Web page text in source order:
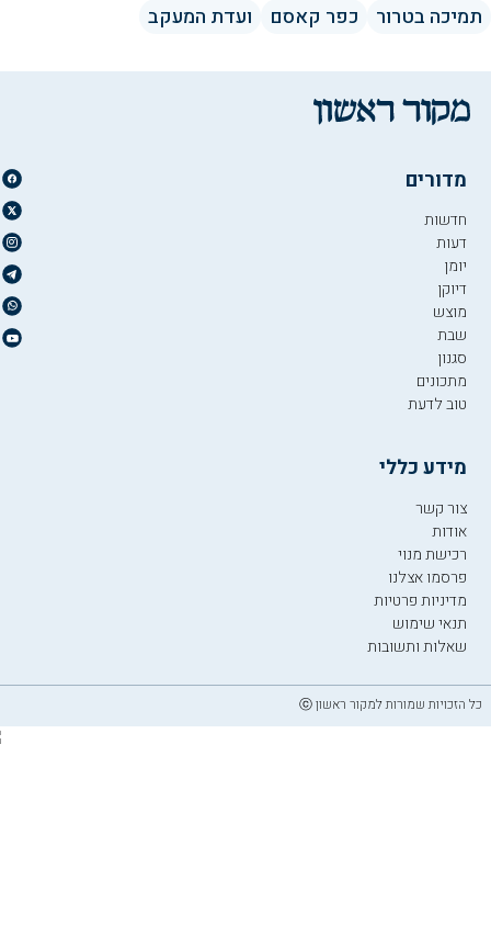
תמיכה בטרור כפר קאסם ועדת המעקב
מדורים
חדשות
דעות
יומן
דיוקן
מוצש
שבת
סגנון
מתכונים
טוב לדעת
מידע כללי
צור קשר
אודות
רכישת מנוי
פרסמו אצלנו
מדיניות פרטיות
תנאי שימוש
שאלות ותשובות
כל הזכויות שמורות למקור ראשון ⓒ